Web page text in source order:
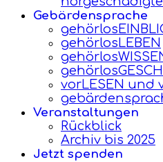
Gebärdensprache
gehörlosLEBEN
vorLESEN und
Veranstaltungen
Rückblick
Archiv bis 2025
Jetzt spenden